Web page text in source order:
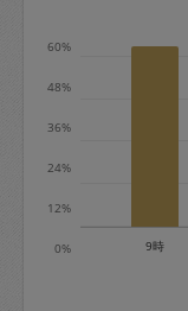
ャンセ
※キャン
0%
12%
24%
36%
48%
60%
9時